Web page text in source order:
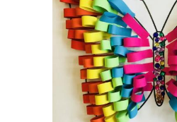
Поделки в детский сад
Поделки для ребенка